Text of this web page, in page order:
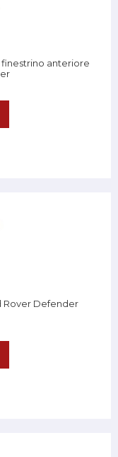
anteriore
Rover Defender